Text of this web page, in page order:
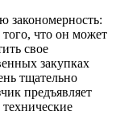
законо­мерность:
того, что он может
свое
закупках
тщательно
предъявляет